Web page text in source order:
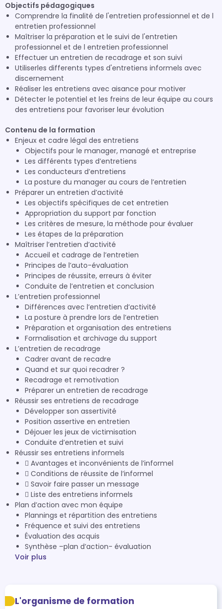
Objectifs pédagogiques
Comprendre la finalité de l'entretien professionnel et de l
entretien professionnel
Maîtriser la préparation et le suivi de l'entretien
professionnel et de l entretien professionnel
Effectuer un entretien de recadrage et son suivi
Utiliserles differents types d'entretiens informels avec
discernement
Réaliser les entretiens avec aisance pour motiver
Détecter le potentiel et les freins de leur équipe au cours
des entretiens pour favoriser leur évolution
Contenu de la formation
Enjeux et cadre légal des entretiens
Objectifs pour le manager, managé et entreprise
Les différents types d’entretiens
Les conducteurs d’entretiens
La posture du manager au cours de l’entretien
Préparer un entretien d’activité
Les objectifs spécifiques de cet entretien
Appropriation du support par fonction
Les critères de mesure, la méthode pour évaluer
Les étapes de la préparation
Maîtriser l’entretien d’activité
Accueil et cadrage de l’entretien
Principes de l’auto-évaluation
Principes de réussite, erreurs à éviter
Conduite de l’entretien et conclusion
L’entretien professionnel
Différences avec l’entretien d’activité
La posture à prendre lors de l’entretien
Préparation et organisation des entretiens
Formalisation et archivage du support
L’entretien de recadrage
Cadrer avant de recadre
Quand et sur quoi recadrer ?
Recadrage et remotivation
Préparer un entretien de recadrage
Réussir ses entretiens de recadrage
Développer son assertivité
Position assertive en entretien
Déjouer les jeux de victimisation
Conduite d’entretien et suivi
Réussir ses entretiens informels
 Avantages et inconvénients de l’informel
 Conditions de réussite de l’informel
 Savoir faire passer un message
 Liste des entretiens informels
Plan d’action avec mon équipe
Plannings et répartition des entretiens
Fréquence et suivi des entretiens
Évaluation des acquis
Synthèse –plan d’action- évaluation
Voir plus
L'organisme de formation